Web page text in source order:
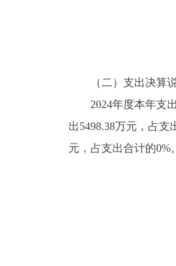
（二）支出决算
2024年度本年支出
出5498.38万元，占
元，占支出合计的0%。